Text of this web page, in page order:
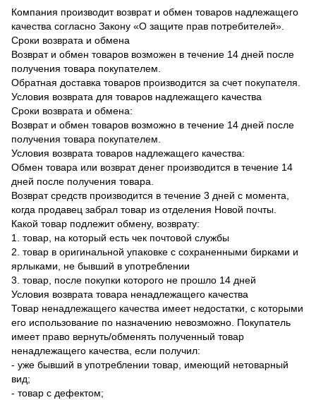
Компания производит возврат и обмен товаров надлежащего
качества согласно Закону «О защите прав потребителей».
Сроки возврата и обмена
Возврат и обмен товаров возможен в течение 14 дней после
получения товара покупателем.
Обратная доставка товаров производится за счет покупателя.
Условия возврата для товаров надлежащего качества
Сроки возврата и обмена:
Возврат и обмен товаров возможно в течение 14 дней после
получения товара покупателем.
Условия возврата товаров надлежащего качества:
Обмен товара или возврат денег производится в течение 14
дней после получения товара.
Возврат средств производится в течение 3 дней с момента,
когда продавец забрал товар из отделения Новой почты.
Какой товар подлежит обмену, возврату:
1. товар, на который есть чек почтовой службы
2. товар в оригинальной упаковке с сохраненными бирками и
ярлыками, не бывший в употреблении
3. товар, после покупки которого не прошло 14 дней
Условия возврата товара ненадлежащего качества
Товар ненадлежащего качества имеет недостатки, с которыми
его использование по назначению невозможно. Покупатель
имеет право вернуть/обменять полученный товар
ненадлежащего качества, если получил:
- уже бывший в употреблении товар, имеющий нетоварный
вид;
- товар с дефектом;